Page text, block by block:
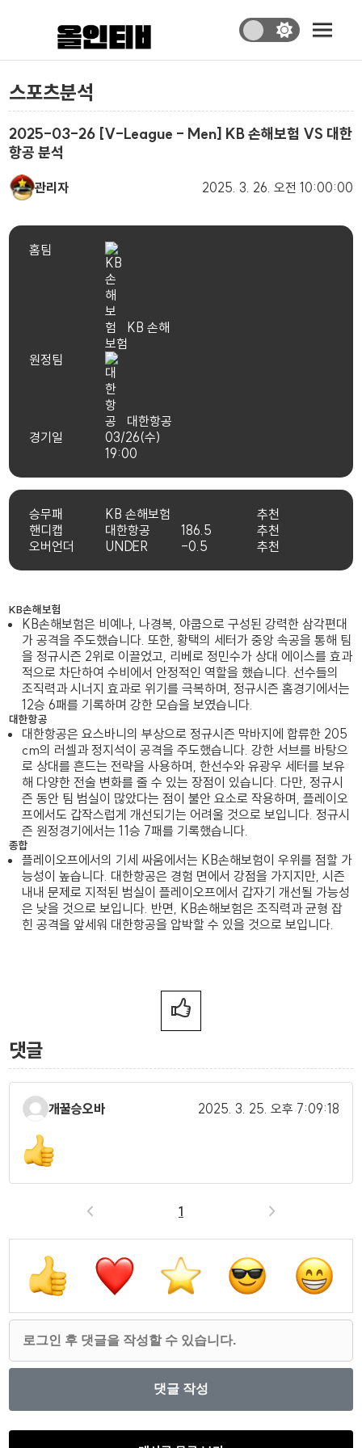
스포츠분석
2025-03-26 [V-League - Men] KB 손해보험 VS 대한
항공 분석
관리자 2025. 3. 26. 오전 10:00:00
홈팀
KB 손해
보험
원정팀
대한항공
경기일
03/26(수)
19:00
승무패 KB 손해보험
추천
핸디캡
대한항공 186.5
추천
오버언더
UNDER -0.5 추천
KB손해보험
KB손해보험은 비예나, 나경복, 야쿱으로 구성된 강력한 삼각편대
가 공격을 주도했습니다. 또한, 황택의 세터가 중앙 속공을 통해 팀
을 정규시즌 2위로 이끌었고, 리베로 정민수가 상대 에이스를 효과
적으로 차단하여 수비에서 안정적인 역할을 했습니다. 선수들의
조직력과 시너지 효과로 위기를 극복하며, 정규시즌 홈경기에서는
12승 6패를 기록하며 강한 모습을 보였습니다.
대한항공
대한항공은 요스바니의 부상으로 정규시즌 막바지에 합류한 205
cm의 러셀과 정지석이 공격을 주도했습니다. 강한 서브를 바탕으
로 상대를 흔드는 전략을 사용하며, 한선수와 유광우 세터를 보유
해 다양한 전술 변화를 줄 수 있는 장점이 있습니다. 다만, 정규시
즌 동안 팀 범실이 많았다는 점이 불안 요소로 작용하며, 플레이오
프에서도 갑작스럽게 개선되기는 어려울 것으로 보입니다. 정규시
즌 원정경기에서는 11승 7패를 기록했습니다.
종합
플레이오프에서의 기세 싸움에서는 KB손해보험이 우위를 점할 가
능성이 높습니다. 대한항공은 경험 면에서 강점을 가지지만, 시즌
내내 문제로 지적된 범실이 플레이오프에서 갑자기 개선될 가능성
은 낮을 것으로 보입니다. 반면, KB손해보험은 조직력과 균형 잡
힌 공격을 앞세워 대한항공을 압박할 수 있을 것으로 보입니다.
댓글
개꿀승오바 2025. 3. 25. 오후 7:09:18
< 1 >